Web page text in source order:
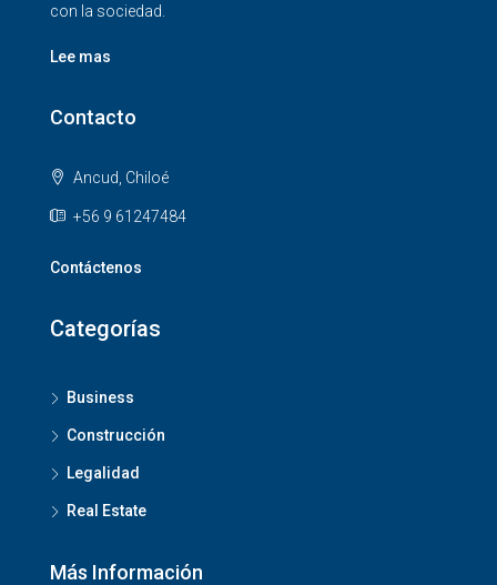
con la sociedad.
Lee mas
Contacto
Ancud, Chiloé
+56 9 61247484
Contáctenos
Categorías
Business
Construcción
Legalidad
Real Estate
Más Información